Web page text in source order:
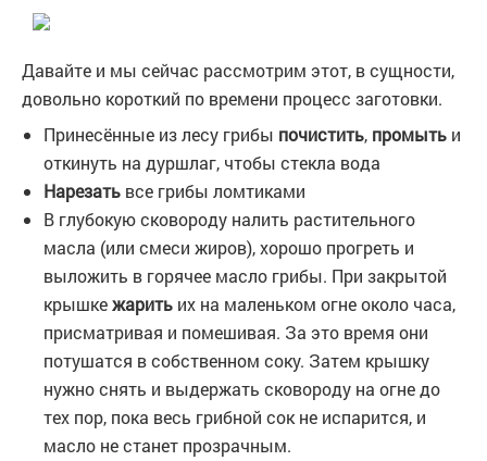
Давайте и мы сейчас рассмотрим этот, в сущности,
довольно короткий по времени процесс заготовки.
Принесённые из лесу грибы почистить, промыть и
откинуть на дуршлаг, чтобы стекла вода
Нарезать все грибы ломтиками
В глубокую сковороду налить растительного
масла (или смеси жиров), хорошо прогреть и
выложить в горячее масло грибы. При закрытой
крышкежарить их на маленьком огне около часа,
присматривая и помешивая. За это время они
потушатся в собственном соку. Затем крышку
нужно снять и выдержать сковороду на огне до
тех пор, пока весь грибной сок не испарится, и
масло не станет прозрачным.